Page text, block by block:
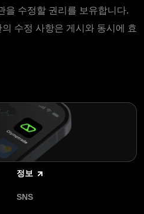
을 수정할 권리를 보유합니다.
수정 사항은 게시와 동시에 효
정보
SNS